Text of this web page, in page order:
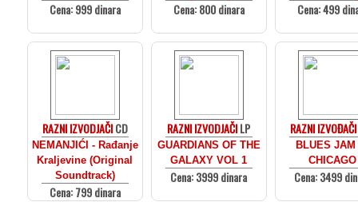
Cena: 999 dinara Cena: 800 dinara Cena: 499
RAZNI IZVODJAČICD
NEMANJIĆI - Rađanje
Kraljevine (Original
Soundtrack)
Cena: 799 dinara
RAZNI IZVODJAČILP
GUARDIANS OF THE
GALAXY VOL 1
Cena: 3999 dinara
RAZNI IZVOĐAČI
BLUES
CHICAGO
Cena: 3499